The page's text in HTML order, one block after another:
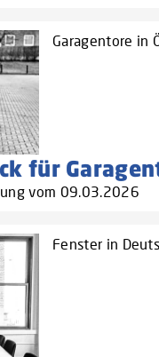
Garagentore in
für
vom 09.03.2026
Fenster in